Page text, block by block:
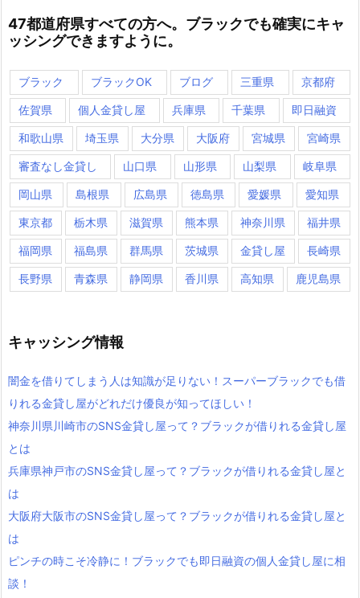
47都道府県すべての方へ。ブラックでも確実にキャ
ッシングできますように。
ブラック ブラックOK ブログ 三重県 京都府
佐賀県 個人金貸し屋 兵庫県 千葉県 即日融資
和歌山県 埼玉県 大分県 大阪府 宮城県 宮崎県
審査なし金貸し 山口県 山形県 山梨県 岐阜県
岡山県 島根県 広島県 徳島県 愛媛県 愛知県
東京都 栃木県 滋賀県 熊本県 神奈川県 福井県
福岡県 福島県 群馬県 茨城県 金貸し屋 長崎県
長野県 青森県 静岡県 香川県 高知県 鹿児島県
キャッシング情報
闇金を借りてしまう人は知識が足りない！スーパーブラックでも借
りれる金貸し屋がどれだけ優良が知ってほしい！
神奈川県川崎市のSNS金貸し屋って？ブラックが借りれる金貸し屋
とは
兵庫県神戸市のSNS金貸し屋って？ブラックが借りれる金貸し屋と
は
大阪府大阪市のSNS金貸し屋って？ブラックが借りれる金貸し屋と
は
ピンチの時こそ冷静に！ブラックでも即日融資の個人金貸し屋に相
談！